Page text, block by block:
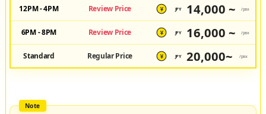
12PM - 4PM Review Price ¥ JPY 14,000 ~ /pax
6PM - 8PM Review Price ¥ JPY 16,000 ~ /pax
Standard Regular Price ¥ JPY 20,000~ /pax